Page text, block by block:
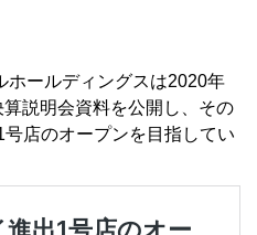
ホールディングスは2020年
説明会資料を公開し、その
店のオープンを目指してい